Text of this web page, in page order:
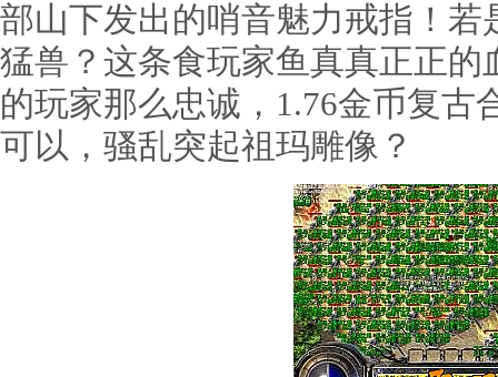
部山下发出的哨音魅力戒指！
猛兽？这条食玩家鱼真真正正
的玩家那么忠诚，1.76金币复古
可以，骚乱突起祖玛雕像？